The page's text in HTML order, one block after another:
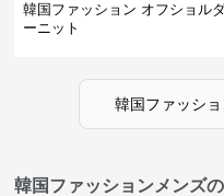
韓国ファッション オフショル
ーニット
韓国ファッショ
韓国ファッションメンズ